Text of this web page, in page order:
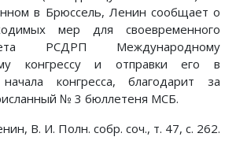
в Брюссель, Ленин сообщает о
мер для своевременного
РСДРП Международному
конгрессу и отправки его в
конгресса, благодарит за
№ 3 бюллетеня МСБ.
В. И. Полн. собр. соч., т. 47, с. 262.